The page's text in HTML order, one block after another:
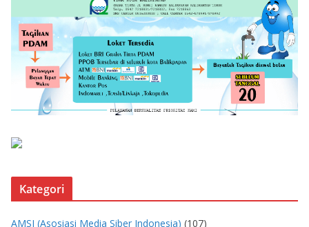
Kategori
AMSI (Asosiasi Media Siber Indonesia) (107)